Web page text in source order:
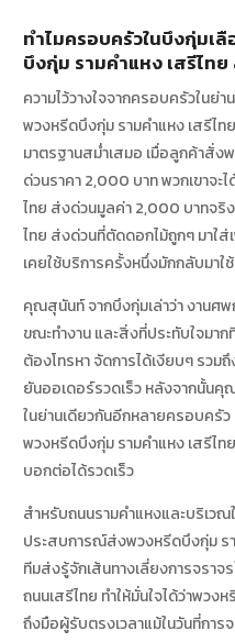
ทำไมครอบครัวในบึงกุ่มเ
บึงกุ่ม รามคำแหง เสรีไท
ความไว้วางใจจากครอบครัวในย่
พวงหรีดบึงกุ่ม รามคำแหง เสรีไ
มาตรฐานสม่ำเสมอ เมื่อลูกค้าสั่ง
ด่วนราคา 2,000 บาท พวกเขาจ
ไทย ส่งด่วนมูลค่า 2,000 บาทจริ
ไทย ส่งด่วนที่ตัดดอกไม้ถูกๆ มาใส่
เคยใช้บริการครั้งหนึ่งมักกลับมาใ
คุณสุนันท์ จากบึงกุ่มเล่าว่า งานศ
ขณะทำงาน และสิ่งที่ประทับใจมา
ต้องโทรหา จัดการได้เงียบๆ รวม
ยันออเดอร์รวดเร็ว หลังจากนั้นคุ
ในย่านเดียวกันอีกหลายครอบครัว
พวงหรีดบึงกุ่ม รามคำแหง เสรีไ
บอกต่อได้รวดเร็ว
สำหรับถนนรามคำแหงและบริเว
ประสบการณ์ส่งพวงหรีดบึงกุ่ม ร
ทีมส่งรู้จักเส้นทางเลี่ยงการจราจ
ถนนเสรีไทย ทำให้มั่นใจได้ว่าพวง
ถึงมือผู้รับตรงเวลาแม้ในวันที่การ